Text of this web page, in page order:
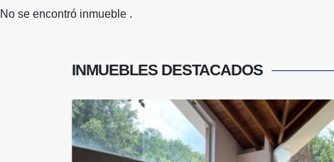
No se encontró inmueble .
INMUEBLES DESTACADOS